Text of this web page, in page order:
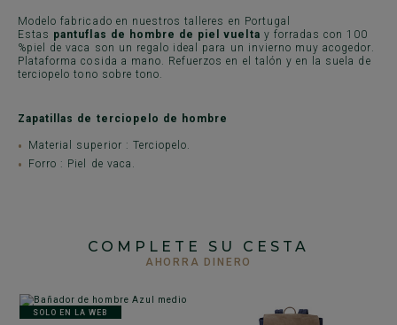
Modelo fabricado en nuestros talleres en Portugal
Estas pantuflas de hombre de piel vuelta y forradas con 100
%piel de vaca son un regalo ideal para un invierno muy acogedor.
Plataforma cosida a mano. Refuerzos en el talón y en la suela de
terciopelo tono sobre tono.
Zapatillas de terciopelo de hombre
Material superior : Terciopelo.
Forro : Piel de vaca.
COMPLETE SU CESTA
AHORRA DINERO
SOLO EN LA WEB